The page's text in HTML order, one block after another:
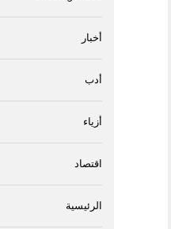
أخبار
أدب
أزياء
اقتصاد
الرئيسية